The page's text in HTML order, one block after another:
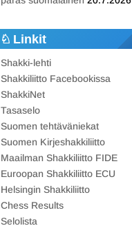
Linkit
Shakki-lehti
Shakkiliitto Facebookissa
ShakkiNet
Tasaselo
Suomen tehtäväniekat
Suomen Kirjeshakkiliitto
Maailman Shakkiliitto FIDE
Euroopan Shakkiliitto ECU
Helsingin Shakkiliitto
Chess Results
Selolista